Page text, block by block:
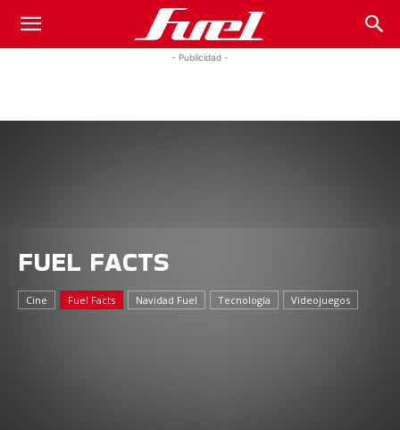
Fuel
- Publicidad -
FUEL FACTS
Cine Fuel Facts Navidad Fuel Tecnología Videojuegos